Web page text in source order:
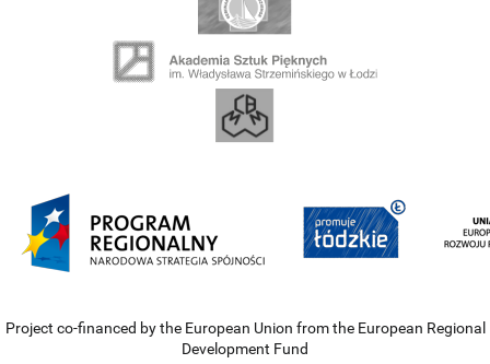
Project co-financed by the European Union from the European Regional
Development Fund